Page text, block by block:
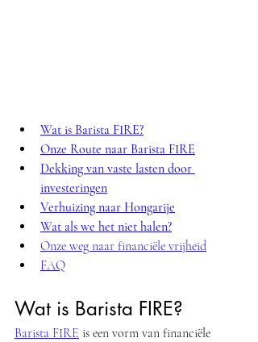
Wat is Barista FIRE?
Onze Route naar Barista FIRE
Dekking van vaste lasten door
investeringen
Verhuizing naar Hongarije
Wat als we het niet halen?
Onze weg naar financiële vrijheid
FAQ
Wat is Barista FIRE?
Barista FIRE is een vorm van financiële